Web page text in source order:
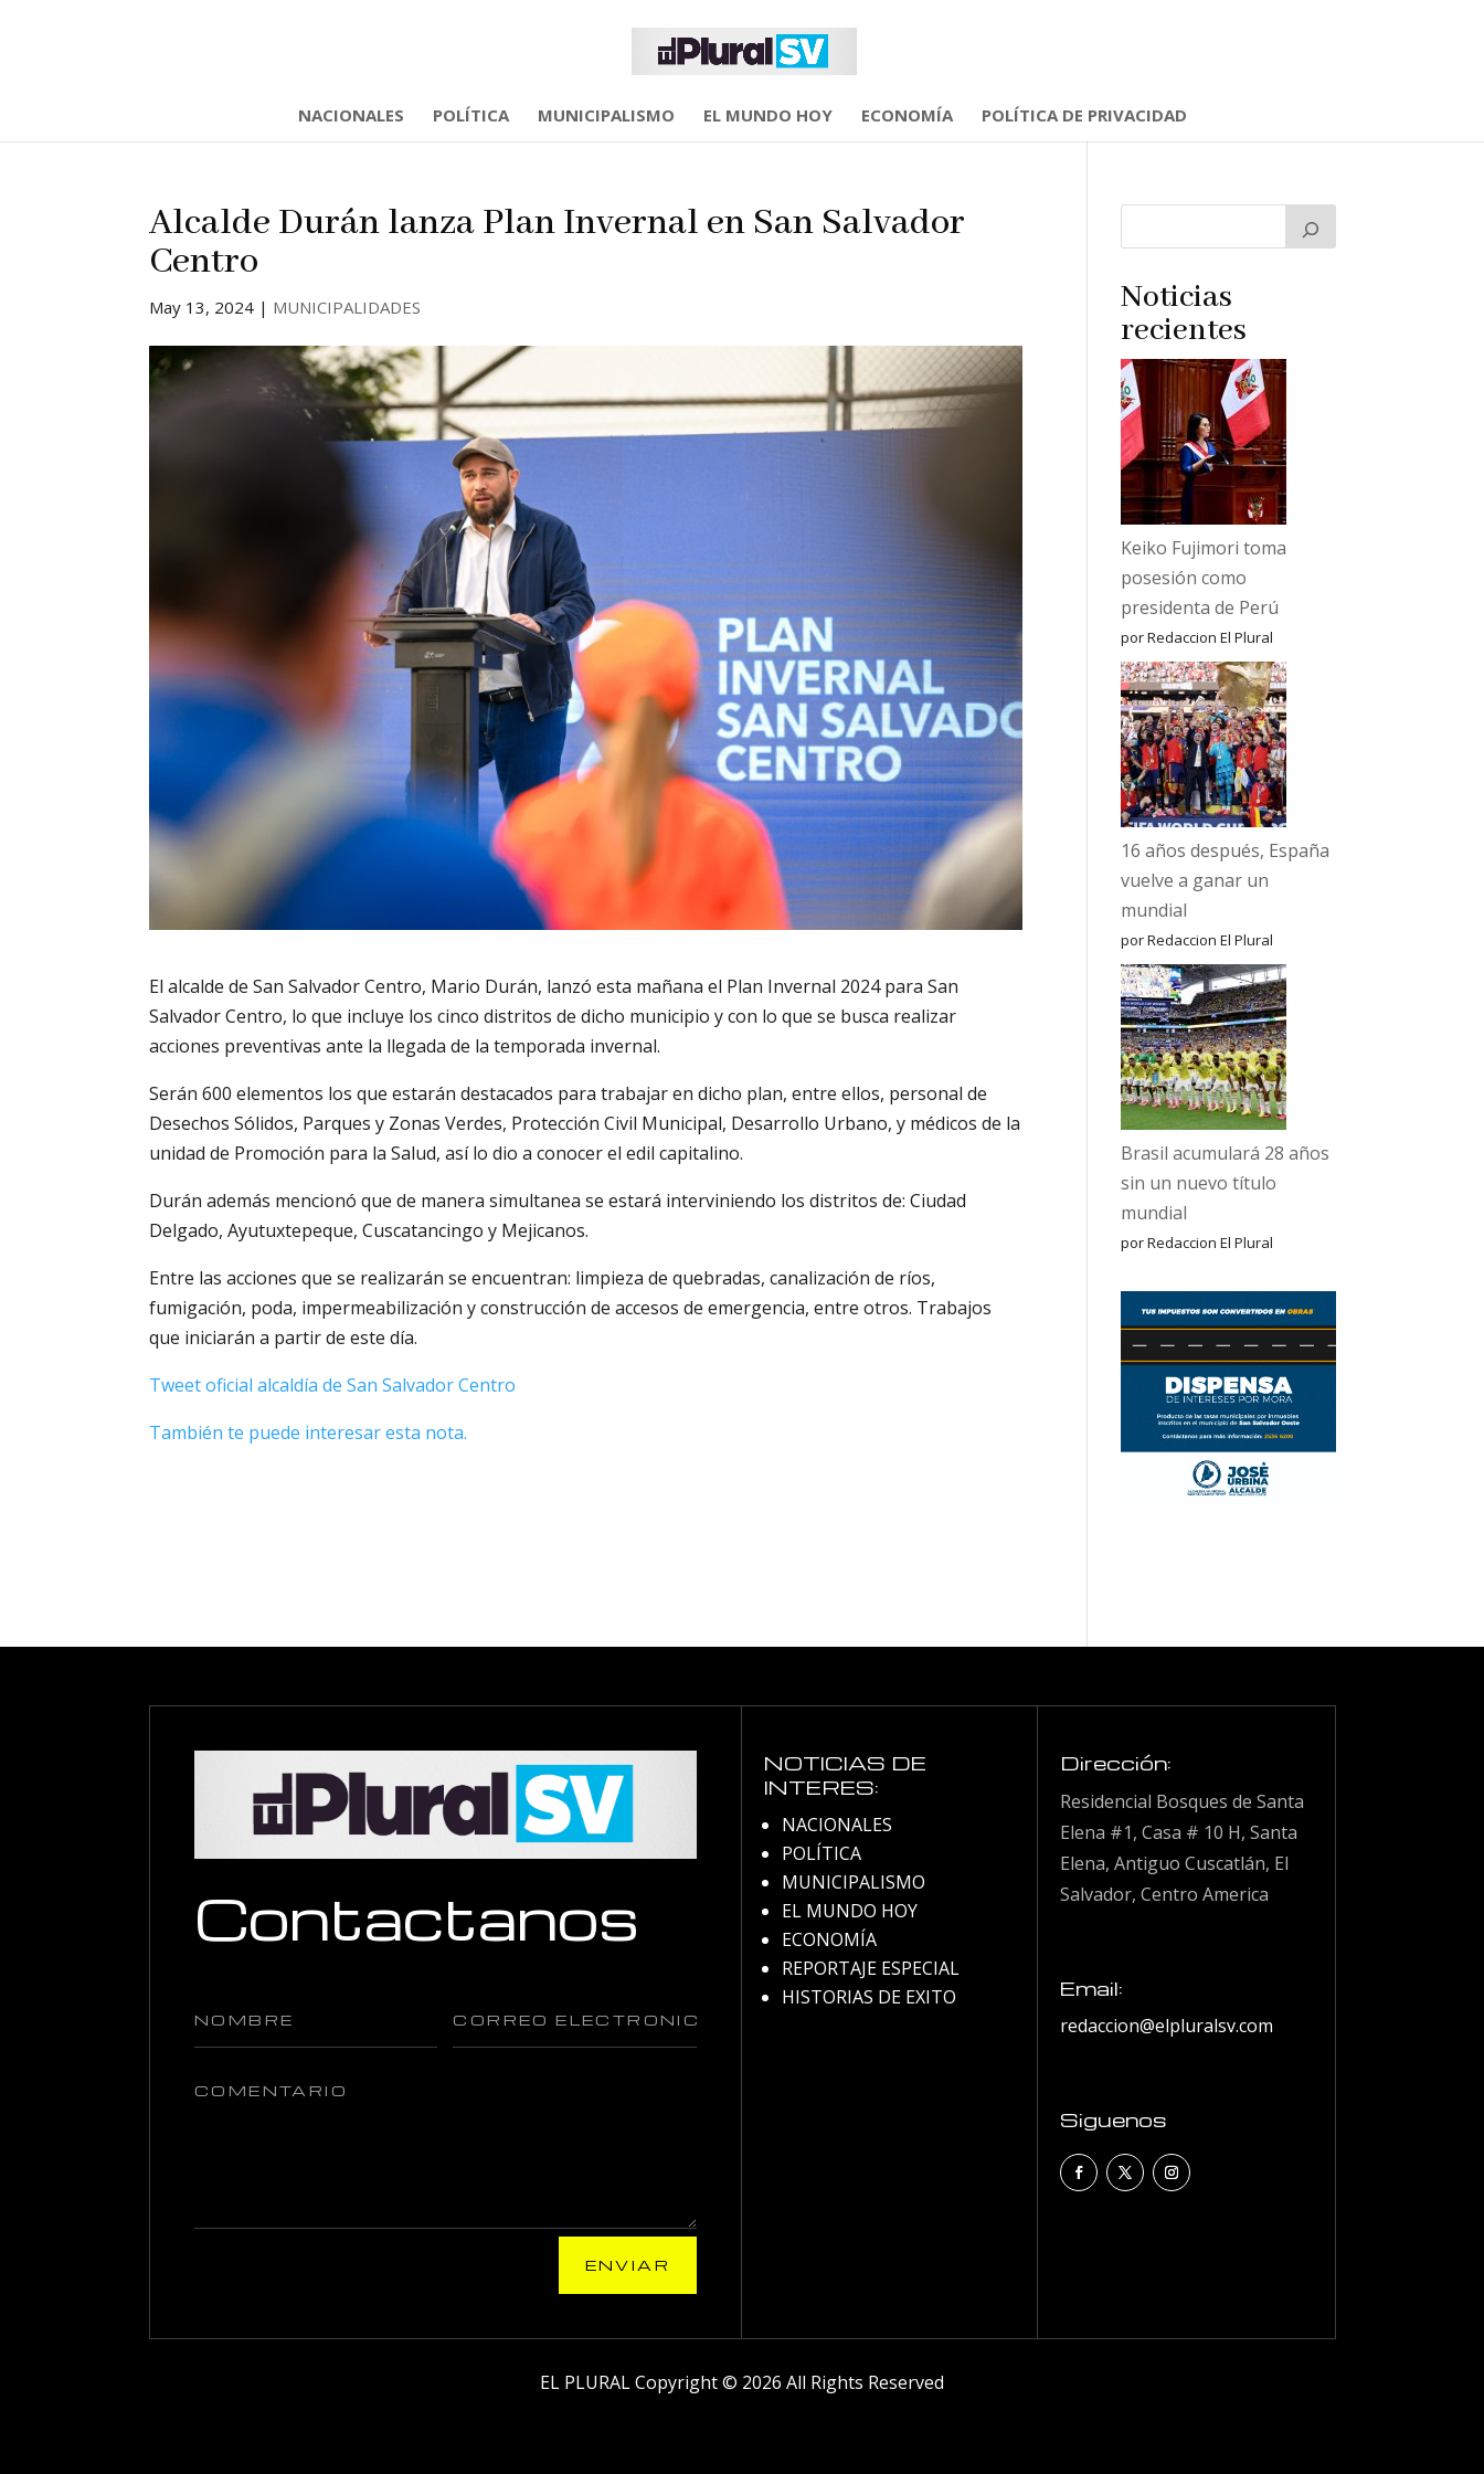
NACIONALES POLÍTICA MUNICIPALISMO EL MUNDO HOY ECONOMÍA POLÍTICA DE PRIVACIDAD
Alcalde Durán lanza Plan Invernal en San Salvador
Centro
May 13, 2024| MUNICIPALIDADES
El alcalde de San Salvador Centro, Mario Durán, lanzó esta mañana el Plan Invernal 2024 para San
Salvador Centro, lo que incluye los cinco distritos de dicho municipio y con lo que se busca realizar
acciones preventivas ante la llegada de la temporada invernal.
Serán 600 elementos los que estarán destacados para trabajar en dicho plan, entre ellos, personal de
Desechos Sólidos, Parques y Zonas Verdes, Protección Civil Municipal, Desarrollo Urbano, y médicos de la
unidad de Promoción para la Salud, así lo dio a conocer el edil capitalino.
Durán además mencionó que de manera simultanea se estará interviniendo los distritos de: Ciudad
Delgado, Ayutuxtepeque, Cuscatancingo y Mejicanos.
Entre las acciones que se realizarán se encuentran: limpieza de quebradas, canalización de ríos,
fumigación, poda, impermeabilización y construcción de accesos de emergencia, entre otros. Trabajos
que iniciarán a partir de este día.
Tweet oficial alcaldía de San Salvador Centro
También te puede interesar esta nota.
Noticias
recientes
Keiko Fujimori toma
posesión como
presidenta de Perú
por Redaccion El Plural
16 años después, España
vuelve a ganar un
mundial
por Redaccion El Plural
Brasil acumulará 28 años
sin un nuevo título
mundial
por Redaccion El Plural
Contactanos
ENVIAR
NOTICIAS DE
INTERES:
NACIONALES
POLÍTICA
MUNICIPALISMO
EL MUNDO HOY
ECONOMÍA
REPORTAJE ESPECIAL
HISTORIAS DE EXITO
Dirección:
Residencial Bosques de Santa
Elena #1, Casa # 10 H, Santa
Elena, Antiguo Cuscatlán, El
Salvador, Centro America
Email:
redaccion@elpluralsv.com
Siguenos
EL PLURAL Copyright © 2026 All Rights Reserved